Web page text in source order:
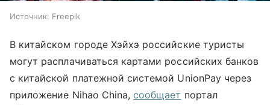
Источник: Freepik
В китайском городе Хэйхэ российские туристы
могут расплачиваться картами российских банков
с китайской платежной системой UnionPay через
приложение Nihao China,сообщает портал